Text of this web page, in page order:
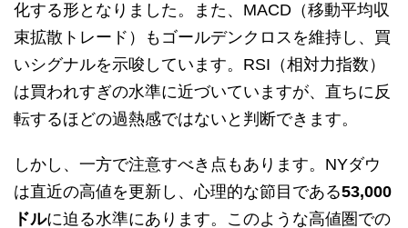
化する形となりました。また、MACD（移動平均収
束拡散トレード）もゴールデンクロスを維持し、買
いシグナルを示唆しています。RSI（相対力指数）
は買われすぎの水準に近づいていますが、直ちに反
転するほどの過熱感ではないと判断できます。
しかし、一方で注意すべき点もあります。NYダウ
は直近の高値を更新し、心理的な節目である53,000
ドルに迫る水準にあります。このような高値圏での